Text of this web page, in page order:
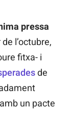
pressa
l’octubre,
fitxa- i
de
un pacte